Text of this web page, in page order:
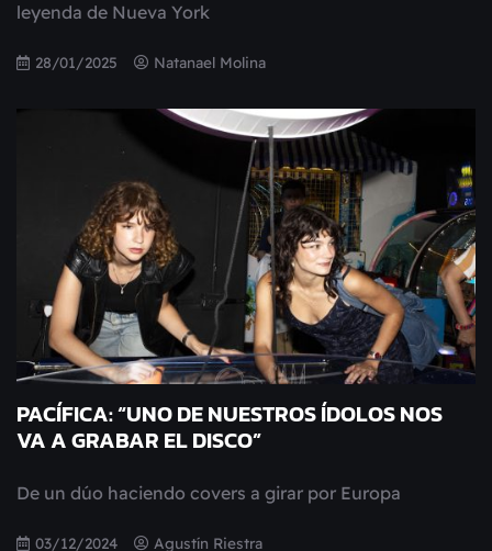
leyenda de Nueva York
28/01/2025 Natanael Molina
PACÍFICA: “UNO DE NUESTROS ÍDOLOS NOS
VA A GRABAR EL DISCO”
De un dúo haciendo covers a girar por Europa
03/12/2024 Agustín Riestra